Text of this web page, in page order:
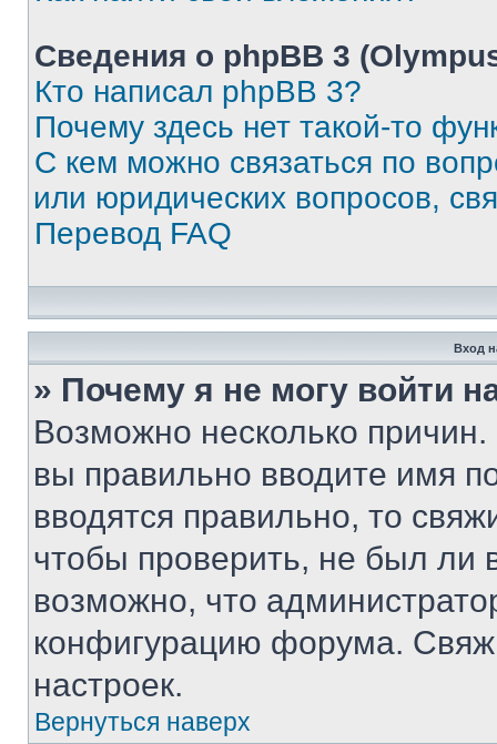
Сведения о phpBB 3
Кто написал phpBB 3?
Почему здесь нет такой-то
С кем можно связаться по
или юридических вопросов,
Перевод FAQ
Вход
» Почему я не могу войти
Возможно несколько
вы правильно вводите имя
вводятся правильно, то
чтобы проверить, не был ли
возможно, что
конфигурацию форума.
настроек.
Вернуться наверх